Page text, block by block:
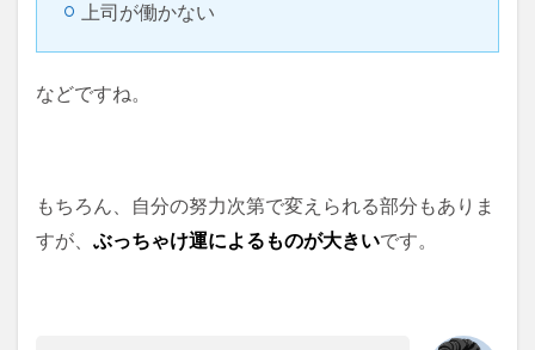
上司が働かない
などですね。
もちろん、自分の努力次第で変えられる部分もありま
すが、 ぶっちゃけ運によるものが大きいです。